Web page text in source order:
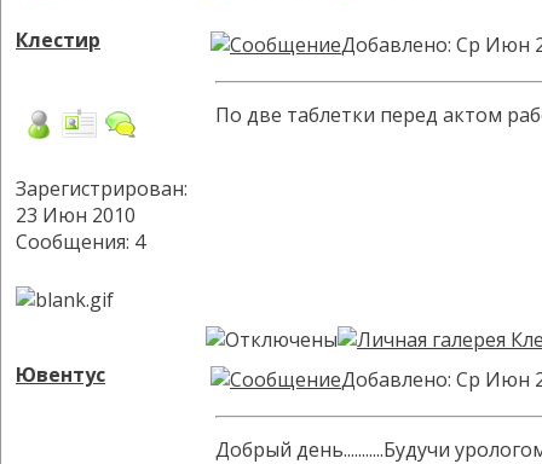
Клестир
Зарегистрирован:
23 Июн 2010
Сообщения: 4
Добавлено: Ср Июн
По две таблетки перед актом
Ювентус Добавлено: Ср Июн
Добрый день...........Будучи